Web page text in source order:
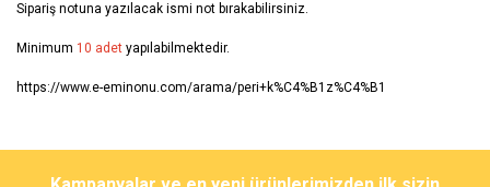
Sipariş notuna yazılacak ismi not bırakabilirsiniz.
Minimum 10 adet yapılabilmektedir.
https://www.e-eminonu.com/arama/peri+k%C4%B1z%C4%B1
Bu ürüne ilk yorumu siz yapın!